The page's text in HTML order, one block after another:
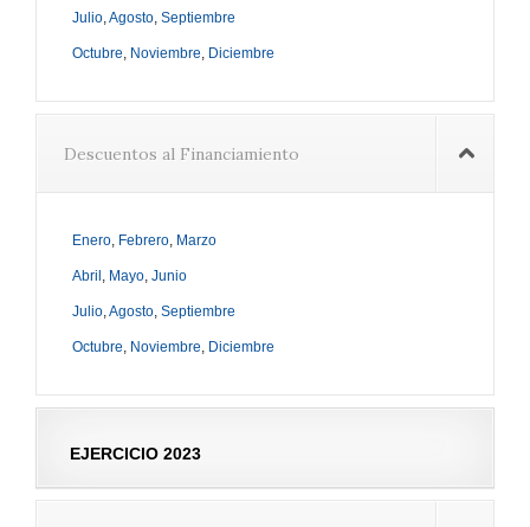
Julio,Agosto, Septiembre
Octubre, Noviembre, Diciembre
Descuentos al Financiamiento
Enero, Febrero, Marzo
Abril , Mayo, Junio
Julio,Agosto, Septiembre
Octubre, Noviembre, Diciembre
EJERCICIO 2023